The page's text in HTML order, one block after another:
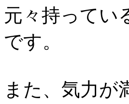
元々持ってい
です。
また、気力が